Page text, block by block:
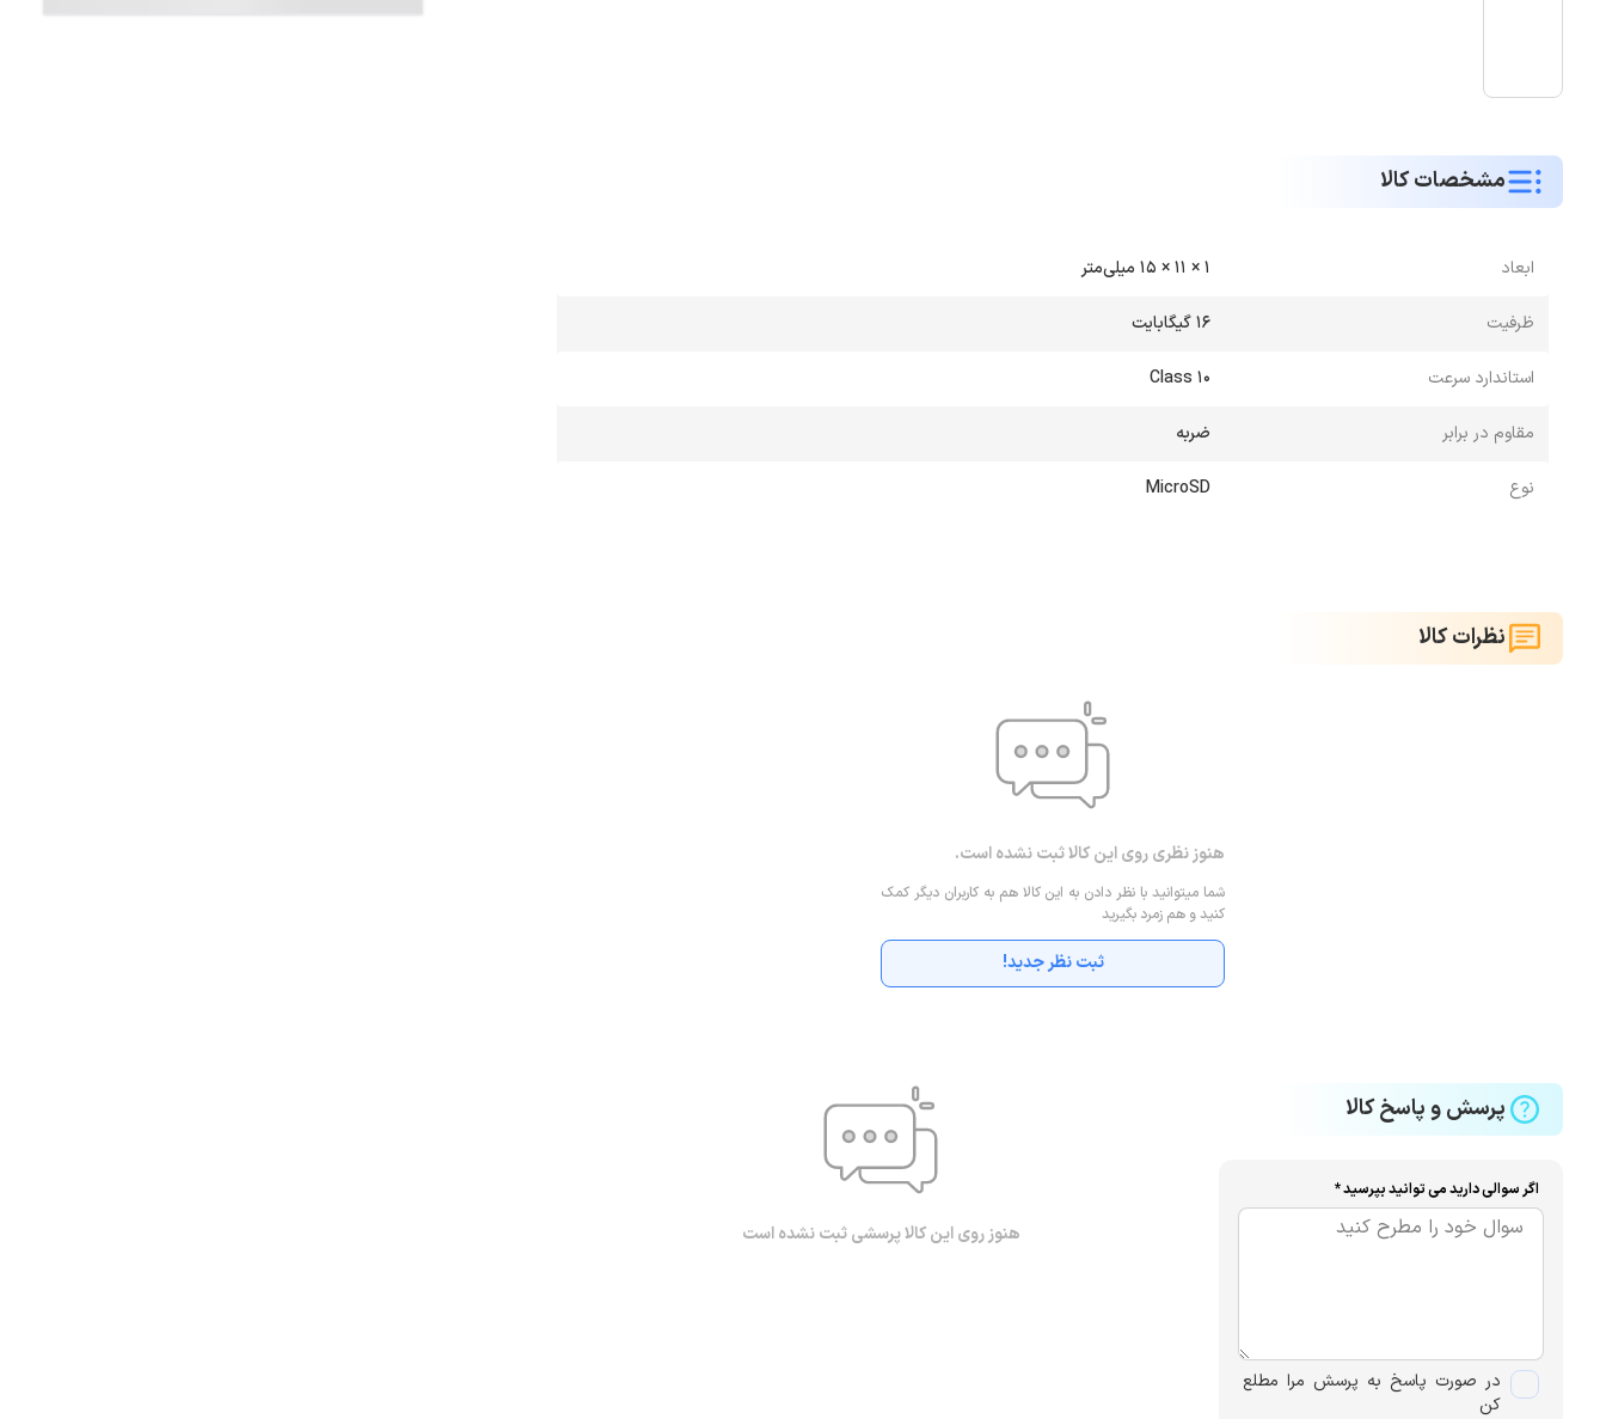
مشخصات کالا
ابعاد 1 × 11 × 15 میلی‌متر
ظرفیت 16 گیگابایت
استاندارد سرعت Class 10
مقاوم در برابر ضربه
نوع MicroSD
نظرات کالا
هنوز نظری روی این کالا ثبت نشده است.
شما میتوانید با نظر دادن به این کالا هم به کاربران دیگر کمک
کنید و هم زمرد بگیرید
ثبت نظر جدید!
پرسش و پاسخ کالا
اگر سوالی دارید می توانید بپرسید *
در صورت پاسخ به پرسش مرا مطلع
کن
هنوز روی این کالا پرسشی ثبت نشده است